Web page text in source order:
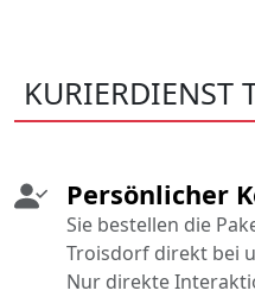
KURIERDIENST
Persönlicher
Sie bestellen die
Troisdorf direkt bei
Nur direkte